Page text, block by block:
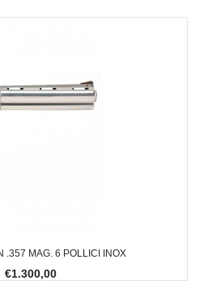
.357 MAG. 6 POLLICI INOX
€1.300,00